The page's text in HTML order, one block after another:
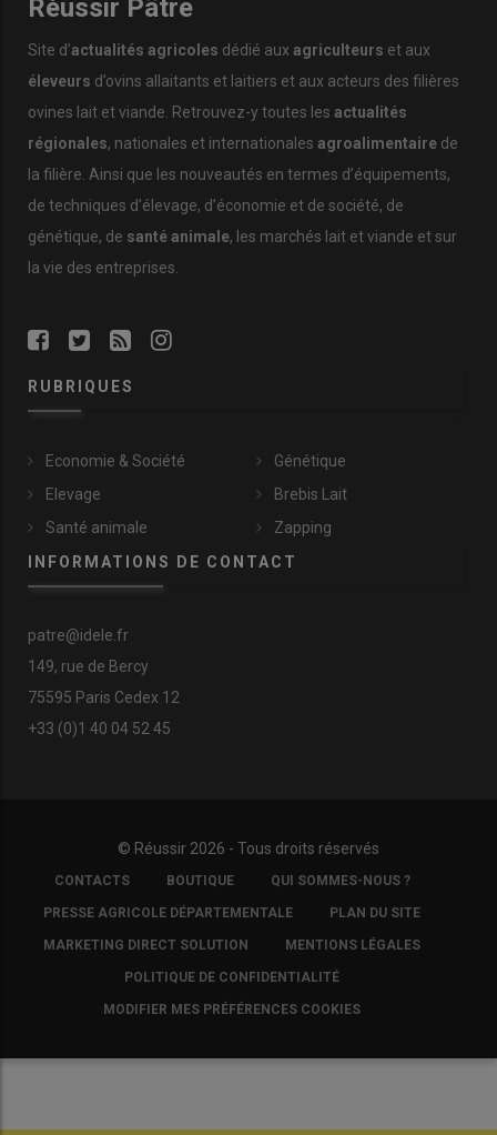
Réussir Pâtre
Site d’actualités agricoles dédié aux agriculteurs et aux
éleveurs d’ovins allaitants et laitiers et aux acteurs des filières
ovines lait et viande. Retrouvez-y toutes les actualités
régionales, nationales et internationales agroalimentaire de
la filière. Ainsi que les nouveautés en termes d’équipements,
de techniques d’élevage, d’économie et de société, de
génétique, de santé animale, les marchés lait et viande et sur
la vie des entreprises.
RUBRIQUES
Economie & Société
Elevage
Santé animale
Génétique
Brebis Lait
Zapping
INFORMATIONS DE CONTACT
patre@idele.fr
149, rue de Bercy
75595 Paris Cedex 12
+33 (0)1 40 04 52 45
© Réussir 2026 - Tous droits réservés
FOOTER
COPYRIGHT
CONTACTS BOUTIQUE QUI SOMMES-NOUS ?
PRESSE AGRICOLE DÉPARTEMENTALE PLAN DU SITE
MARKETING DIRECT SOLUTION MENTIONS LÉGALES
POLITIQUE DE CONFIDENTIALITÉ
MODIFIER MES PRÉFÉRENCES COOKIES